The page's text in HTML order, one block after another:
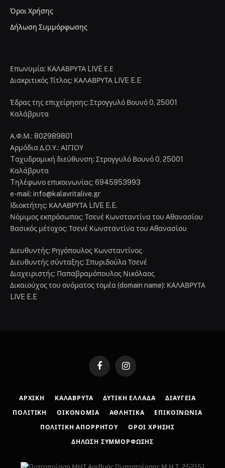
Όροι Χρήσης
Δήλωση Συμμόρφωσης
Επωνυμία: ΚΑΛΑΒΡΥΤΑ LIVE Ε.Ε
Διακριτικός Τίτλος: ΚΑΛΑΒΡΥΤΑ LIVE E.E
Έδρας της επιχείρησης: Στρογγυλό Βουνό 0, 25001
Καλάβρυτα
Α.Φ.Μ.: 802989801
Αρμόδια Δ.Ο.Υ.: ΑΙΓΙΟΥ
Tαχυδρομική διεύθυνση: Στρογγυλό Βουνό 0, 25001
Καλάβρυτα
Tηλέφωνο επικοινωνίας: 6945953993
e-mail: info@kalavritalive.gr
Iδιοκτήτης: ΚΑΛΑΒΡΥΤΑ LIVE E.E.
Νόμιμος εκπρόσωπος: Τσενέ Κωνσταντίνα του Αθανασίου
Βασικός μέτοχος: Τσενέ Κωνσταντίνα του Αθανασίου
Διευθυντής: Ρηγόπουλος Κωνσταντίνος
Διευθυντής σύνταξης: Σπυριδούλα Τσενέ
Διαχειριστής: Παπαβραμόπουλος Νικόλαος
Δικαιούχος του ονόματος τομέα (domain name): ΚΑΛΑΒΡΥΤΑ
LIVE E.E
FacebookInstagram
ΑΡΧΙΚΉ ΚΑΛΆΒΡΥΤΑ ΔΥΤΙΚΉ ΕΛΛΆΔΑ ΔΙΑΎΓΕΙΑ
ΠΟΛΙΤΙΚΉ ΟΙΚΟΝΟΜΊΑ ΑΘΛΗΤΙΚΆ ΕΠΙΚΟΙΝΩΝΊΑ
ΠΟΛΙΤΙΚΉ ΑΠΟΡΡΉΤΟΥ ΌΡΟΙ ΧΡΉΣΗΣ
ΔΉΛΩΣΗ ΣΥΜΜΌΡΦΩΣΗΣ